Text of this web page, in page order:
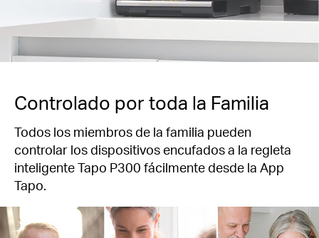
Controlado por toda la Familia
Todos los miembros de la familia pueden
controlar los dispositivos encufados a la regleta
inteligente Tapo P300 fácilmente desde la App
Tapo.